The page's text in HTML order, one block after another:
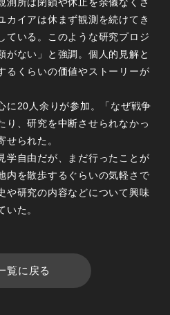
所は閉鎖や休止を余儀なくさ
カイアは休まず観測を続けてき
ている。このような研究プロジ
がない」と強調。個人的見解と
るくらいの価値やストーリーが
20人余りが参加。「なぜ戦争
り、研究を中断させられなかっ
せられた。
自由だが、まだ行ったことが
内を散歩するぐらいの気軽さで
や研究の内容などについて興味
いた。
覧に戻る